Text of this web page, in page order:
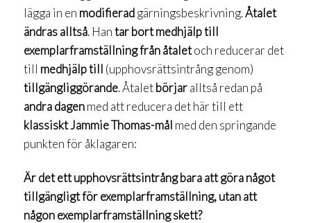
lägga in en modifieradgärningsbeskrivning.Åtalet
ändras alltså. Hantar bort medhjälp till
exemplarframställning från åtaletoch reducerar det
till medhjälp till (upphovsrättsintrång genom)
tillgängliggörande. Åtaletbörjaralltså redan på
andra dagenmed att reducera det här till ett
klassiskt Jammie Thomas-mål med den springande
punkten för åklagaren:
Är det ett upphovsrättsintrång bara att göra något
tillgängligt för exemplarframställning, utan att
någon exemplarframställning skett?